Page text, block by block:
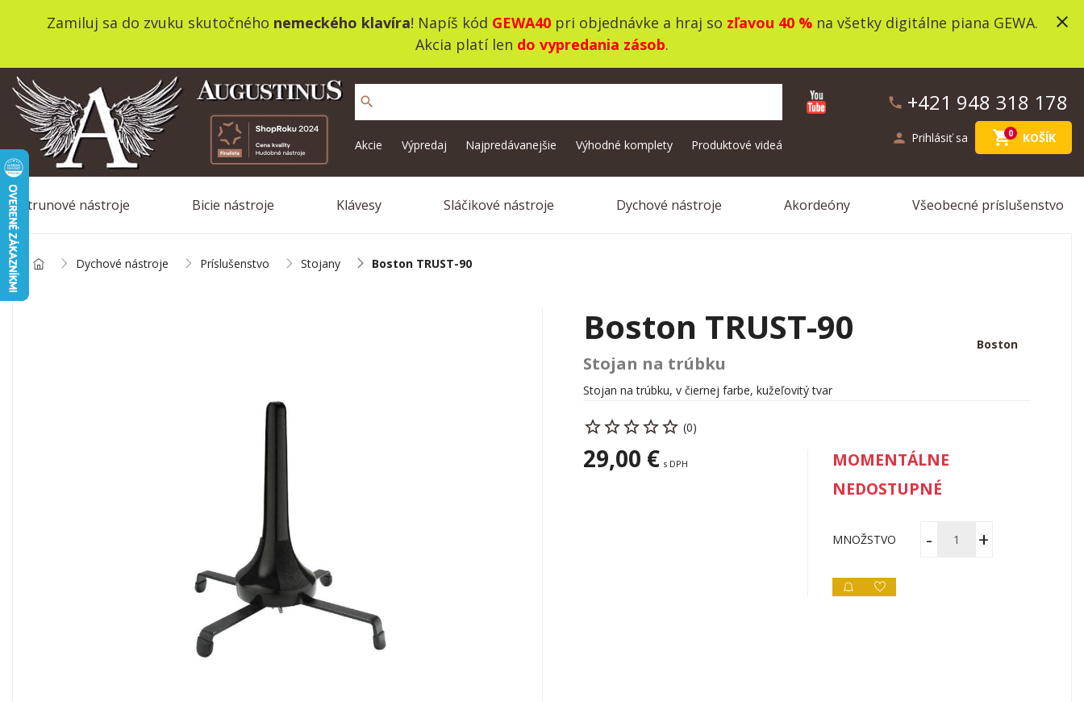
Zamiluj sa do zvuku skutočného nemeckého klavíra! Napíš kód GEWA40pri objednávke a hraj so zľavou 40 %na všetky digitálne piana GEWA.
Akcia platí len do vypredania zásob.
close
phone +421 948 318 178
person Prihlásiť sa shopping_cart0 KOŠÍK
search
Akcie Výpredaj Najpredávanejšie Výhodné komplety Produktové videá
Strunové nástroje Bicie nástroje Klávesy Sláčikové nástroje Dychové nástroje Akordeóny Všeobecné príslušenstvo
Dychové nástroje Príslušenstvo Stojany Boston TRUST-90
Boston TRUST-90
Stojan na trúbku
Boston
Stojan na trúbku, v čiernej farbe, kužeľovitý tvar
(0)
29,00 € s DPH
MOMENTÁLNE
NEDOSTUPNÉ
MNOŽSTVO